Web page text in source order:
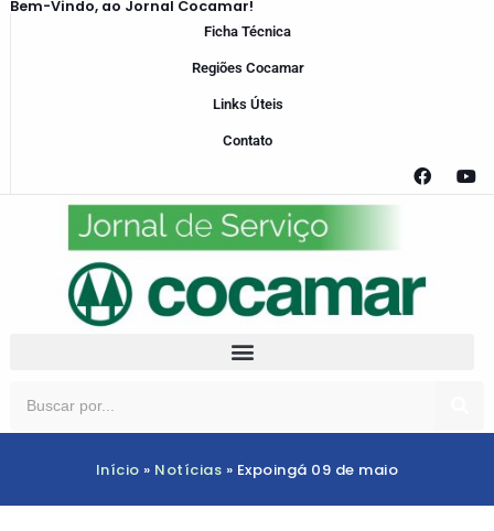
Bem-Vindo, ao Jornal Cocamar!
Ficha Técnica
Regiões Cocamar
Links Úteis
Contato
Início » Notícias » Expoingá 09 de maio